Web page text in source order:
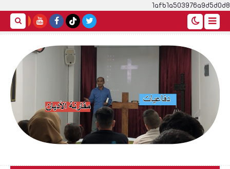
1afb1a503976a9d5d0d8